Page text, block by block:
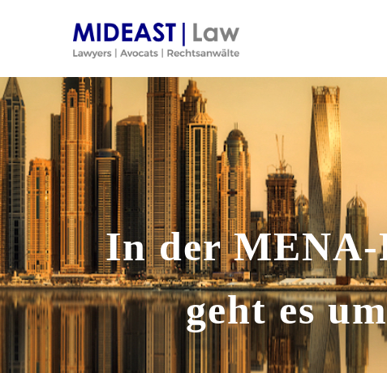
Skip
to
content
In der MENA-
geht es